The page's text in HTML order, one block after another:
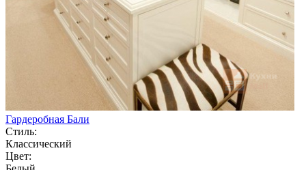
Гардеробная Бали
Стиль:
Классический
Цвет: